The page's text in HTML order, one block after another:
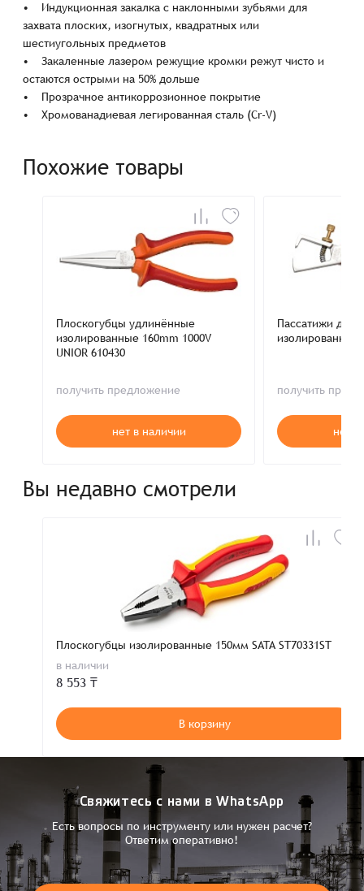
• Индукционная закалка с наклонными зубьями для
захвата плоских, изогнутых, квадратных или
шестиугольных предметов
• Закаленные лазером режущие кромки режут чисто и
остаются острыми на 50% дольше
• Прозрачное антикоррозионное покрытие
• Хромованадиевая легированная сталь (Cr-V)
Похожие товары
Плоскогубцы удлинённые
изолированные 160mm 1000V
UNIOR 610430
получить предложение
нет в наличии
Пассатижи для
изолированные
получить
нет в
Вы недавно смотрели
Плоскогубцы изолированные 150мм SATA ST70331ST
в наличии
8 553 ₸
В корзину
Свяжитесь с нами в WhatsApp
Есть вопросы по инструменту или нужен расчет?
Ответим оперативно!